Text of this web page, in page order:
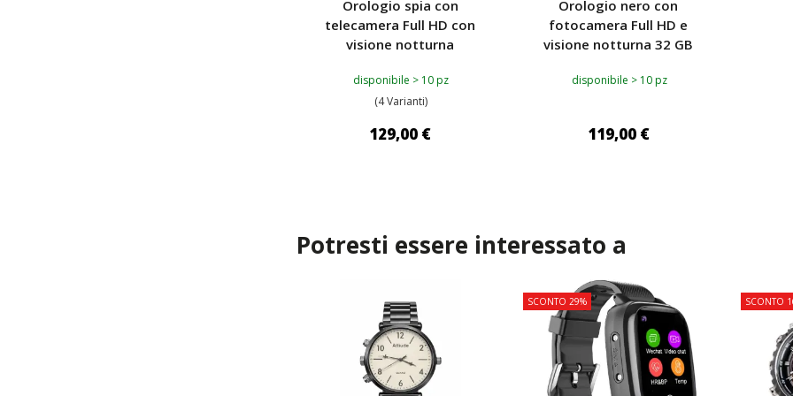
Orologio spia con
telecamera Full HD con
visione notturna
disponibile > 10 pz
(4 Varianti)
129,00 €
Orologio nero con
fotocamera Full HD e
visione notturna 32 GB
disponibile > 10 pz
119,00 €
Potresti essere interessato a
SCONTO 29% SCONTO